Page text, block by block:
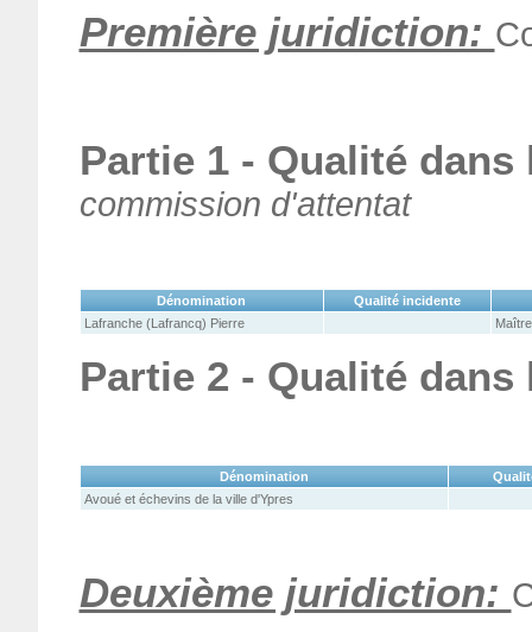
Première juridiction:
Partie 1 - Qualité
commission d'attentat
Dénomination
Qualité incidente
Lafranche (Lafrancq) Pierre
Partie 2 - Qualité
Dénomination
Avoué et échevins de la ville d'Ypres
Deuxième juridiction: